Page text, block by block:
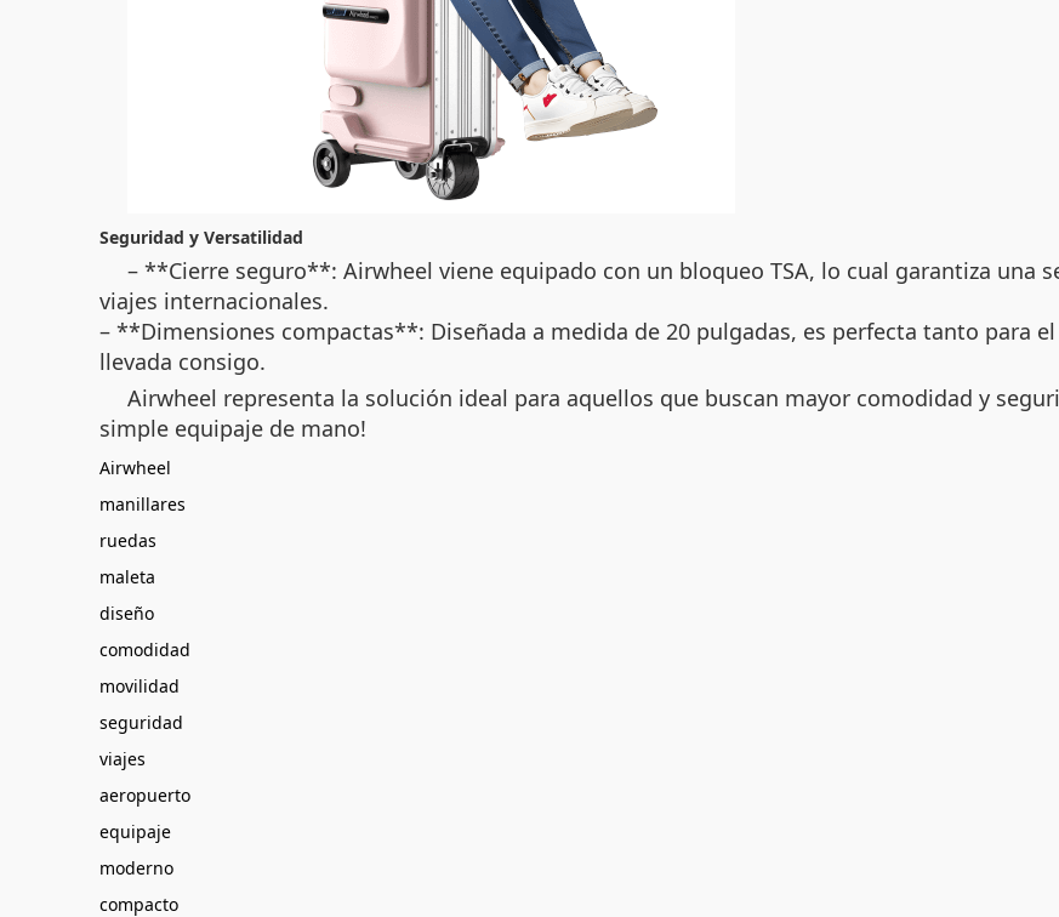
Seguridad y Versatilidad
– **Cierre seguro**: Airwheel viene equipado con un bloqueo TSA, lo cual garantiza una
viajes internacionales.
– **Dimensiones compactas**: Diseñada a medida de 20 pulgadas, es perfecta tanto para
llevada consigo.
Airwheel representa la solución ideal para aquellos que buscan mayor comodidad y
simple equipaje de mano!
Airwheel
manillares
ruedas
maleta
diseño
comodidad
movilidad
seguridad
viajes
aeropuerto
equipaje
moderno
compacto